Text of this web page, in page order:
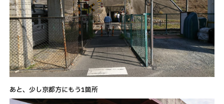
あと、少し京都方にもう1箇所